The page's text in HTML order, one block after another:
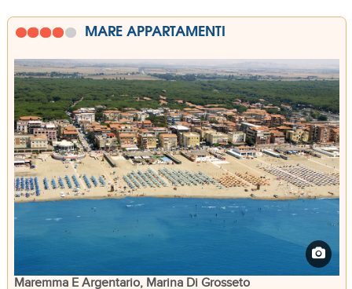
MARE APPARTAMENTI
Maremma E Argentario, Marina Di Grosseto